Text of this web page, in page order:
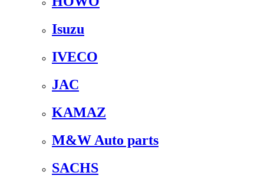
Isuzu
IVECO
JAC
KAMAZ
M&W Auto parts
SACHS